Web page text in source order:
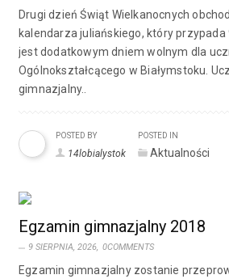
Drugi dzień Świąt Wielkanocnych
kalendarza juliańskiego, który przypada
jest dodatkowym dniem wolnym dla
Ogólnokształcącego w Białymstoku.
gimnazjalny..
POSTED BY
14lobialystok
POSTED IN
Aktualności
Egzamin gimnazjalny 2018
9 SIERPNIA, 2026, 0COMMENTS
Egzamin gimnazjalny zostanie